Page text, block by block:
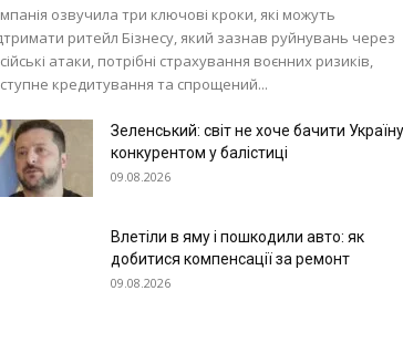
озвучила три ключові кроки, які можуть
ритейл Бізнесу, який зазнав руйнувань через
атаки, потрібні страхування воєнних ризиків,
кредитування та спрощений...
Зеленський: світ не хоче бачити
конкурентом у балістиці
09.08.2026
Влетіли в яму і пошкодили авто: як
добитися компенсації за ремонт
09.08.2026